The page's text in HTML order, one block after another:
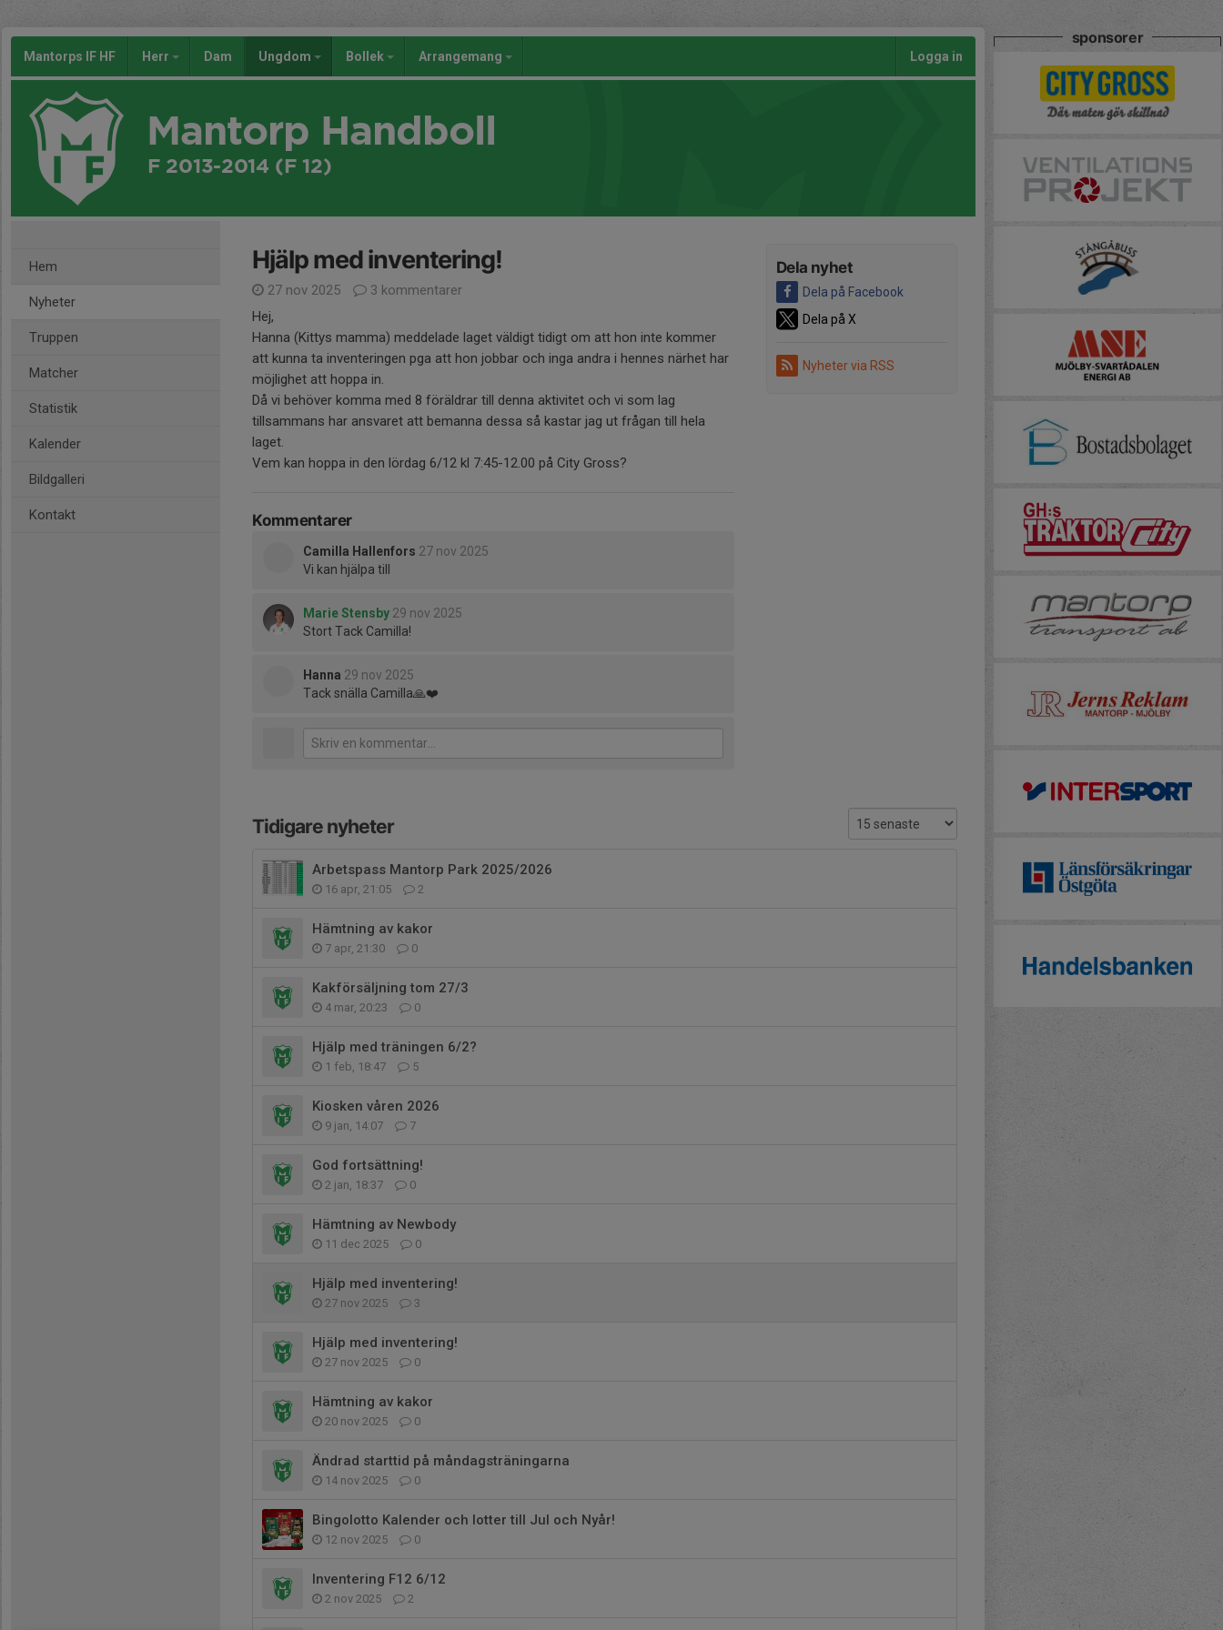
Mantorps IF HF Herr Dam Ungdom Bollek Arrangemang Logga in
Mantorp Handboll
F 2013-2014 (F 12)
Hem
Nyheter
Truppen
Matcher
Statistik
Kalender
Bildgalleri
Kontakt
Dela nyhet
Dela på Facebook
Dela på X
Nyheter via RSS
Hjälp med inventering!
27 nov 2025
3 kommentarer
Hej,
Hanna (Kittys mamma) meddelade laget väldigt tidigt om att hon inte kommer
att kunna ta inventeringen pga att hon jobbar och inga andra i hennes närhet har
möjlighet att hoppa in.
Då vi behöver komma med 8 föräldrar till denna aktivitet och vi som lag
tillsammans har ansvaret att bemanna dessa så kastar jag ut frågan till hela
laget.
Vem kan hoppa in den lördag 6/12 kl 7:45-12.00 på City Gross?
Kommentarer
Camilla Hallenfors 27 nov 2025
Vi kan hjälpa till
Marie Stensby 29 nov 2025
Stort Tack Camilla!
Hanna 29 nov 2025
Tack snälla Camilla🙏❤️
Tidigare nyheter
Arbetspass Mantorp Park 2025/2026
16 apr, 21:05 2
Hämtning av kakor
7 apr, 21:30 0
Kakförsäljning tom 27/3
4 mar, 20:23 0
Hjälp med träningen 6/2?
1 feb, 18:47 5
Kiosken våren 2026
9 jan, 14:07 7
God fortsättning!
2 jan, 18:37 0
Hämtning av Newbody
11 dec 2025 0
Hjälp med inventering!
27 nov 2025 3
Hjälp med inventering!
27 nov 2025 0
Hämtning av kakor
20 nov 2025 0
Ändrad starttid på måndagsträningarna
14 nov 2025 0
Bingolotto Kalender och lotter till Jul och Nyår!
12 nov 2025 0
Inventering F12 6/12
2 nov 2025 2
sponsorer